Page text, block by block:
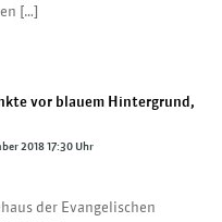
[…]
2018 17:30 Uhr
der Evangelischen